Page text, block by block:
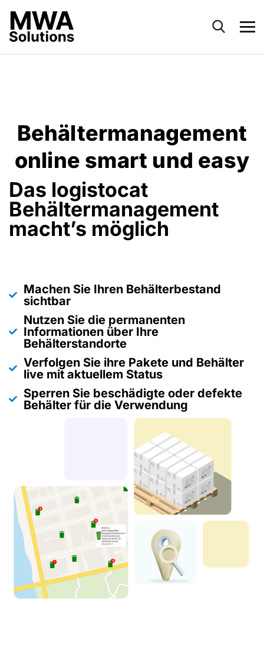
Behältermanagement
online smart und easy
Das logistocat
Behältermanagement
macht’s möglich
Machen Sie Ihren Behälterbestand
sichtbar
Nutzen Sie die permanenten
Informationen über Ihre
Behälterstandorte
Verfolgen Sie ihre Pakete und Behälter
live mit aktuellem Status
Sperren Sie beschädigte oder defekte
Behälter für die Verwendung